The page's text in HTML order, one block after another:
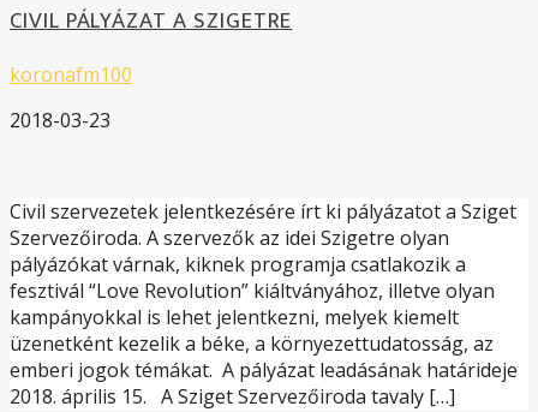
CIVIL PÁLYÁZAT A SZIGETRE
koronafm100
2018-03-23
Civil szervezetek jelentkezésére írt ki pályázatot a Sziget
Szervezőiroda. A szervezők az idei Szigetre olyan
pályázókat várnak, kiknek programja csatlakozik a
fesztivál “Love Revolution” kiáltványához, illetve olyan
kampányokkal is lehet jelentkezni, melyek kiemelt
üzenetként kezelik a béke, a környezettudatosság, az
emberi jogok témákat. A pályázat leadásának határideje
2018. április 15. A Sziget Szervezőiroda tavaly […]